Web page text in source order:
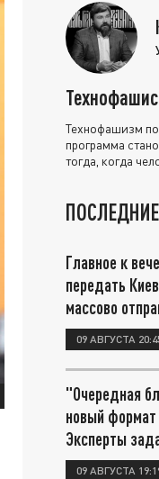
Технофашизм
программа
тогда, когда
Главное к
передать
массово
09 АВГУСТА
"Очередная
новый формат
Эксперты
09 АВГУСТА